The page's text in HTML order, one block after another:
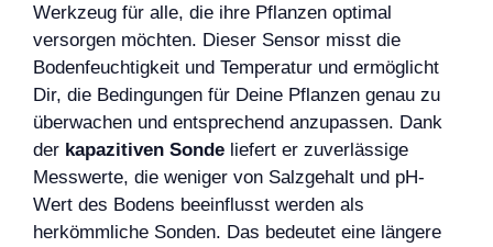
Werkzeug für alle, die ihre Pflanzen optimal
versorgen möchten. Dieser Sensor misst die
Bodenfeuchtigkeit und Temperatur und ermöglicht
Dir, die Bedingungen für Deine Pflanzen genau zu
überwachen und entsprechend anzupassen. Dank
der kapazitiven Sonde liefert er zuverlässige
Messwerte, die weniger von Salzgehalt und pH-
Wert des Bodens beeinflusst werden als
herkömmliche Sonden. Das bedeutet eine längere